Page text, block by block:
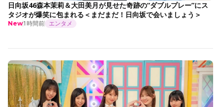
日向坂46森本茉莉＆大田美月が見せた奇跡の“ダブルプレー”にス
タジオが爆笑に包まれる＜まだまだ！日向坂で会いましょう＞
New1時間前 エンタメ